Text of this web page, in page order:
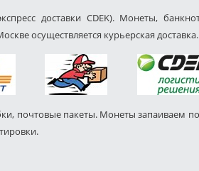
доставки CDEK). Монеты,
осуществляется курьерская доставка.
почтовые пакеты. Монеты запаиваем